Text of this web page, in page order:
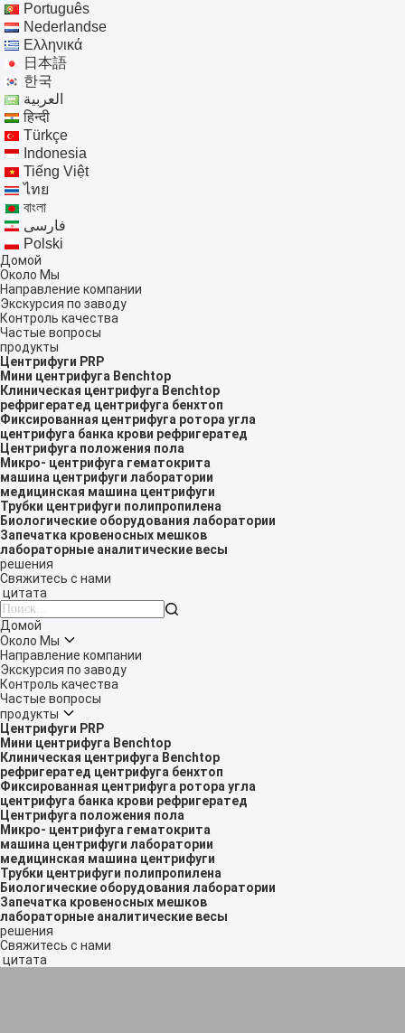
Português
Nederlandse
Ελληνικά
日本語
한국
العربية
हिन्दी
Türkçe
Indonesia
Tiếng Việt
ไทย
বাংলা
فارسی
Polski
Домой
Около Мы
Направление компании
Экскурсия по заводу
Контроль качества
Частые вопросы
продукты
Центрифуги PRP
Мини центрифуга Benchtop
Клиническая центрифуга Benchtop
рефригератед центрифуга бенхтоп
Фиксированная центрифуга ротора угла
центрифуга банка крови рефригератед
Центрифуга положения пола
Микро- центрифуга гематокрита
машина центрифуги лаборатории
медицинская машина центрифуги
Трубки центрифуги полипропилена
Биологические оборудования лаборатории
Запечатка кровеносных мешков
лабораторные аналитические весы
решения
Свяжитесь с нами
цитата

Домой
Около Мы
Направление компании
Экскурсия по заводу
Контроль качества
Частые вопросы
продукты
Центрифуги PRP
Мини центрифуга Benchtop
Клиническая центрифуга Benchtop
рефригератед центрифуга бенхтоп
Фиксированная центрифуга ротора угла
центрифуга банка крови рефригератед
Центрифуга положения пола
Микро- центрифуга гематокрита
машина центрифуги лаборатории
медицинская машина центрифуги
Трубки центрифуги полипропилена
Биологические оборудования лаборатории
Запечатка кровеносных мешков
лабораторные аналитические весы
решения
Свяжитесь с нами
цитата